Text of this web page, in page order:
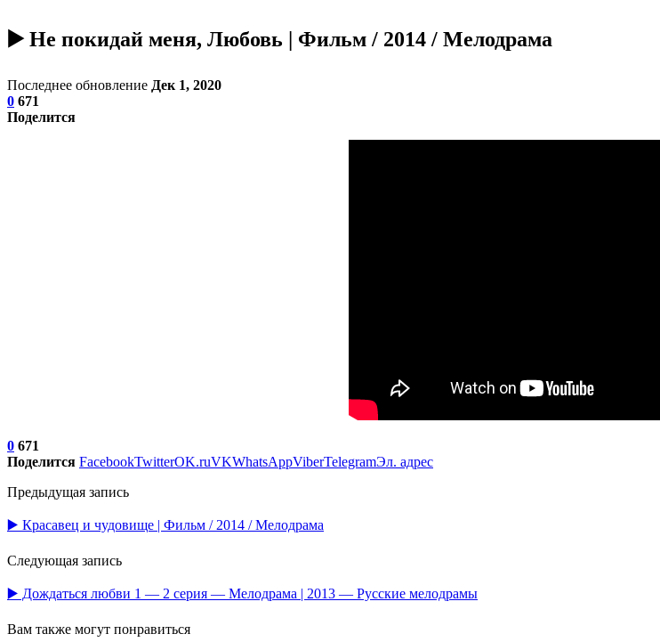
▶️ Не покидай меня, Любовь | Фильм / 2014 / Мелодрама
Последнее обновление Дек 1, 2020
0 671
Поделится
0 671
Поделится FacebookTwitterOK.ruVKWhatsAppViberTelegramЭл. адрес
Предыдущая запись
▶️ Красавец и чудовище | Фильм / 2014 / Мелодрама
Следующая запись
▶️ Дождаться любви 1 — 2 серия — Мелодрама | 2013 — Русские мелодрамы
Вам также могут понравиться